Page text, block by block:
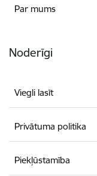
Par mums
Noderīgi
Viegli lasīt
Privātuma politika
Piekļūstamība